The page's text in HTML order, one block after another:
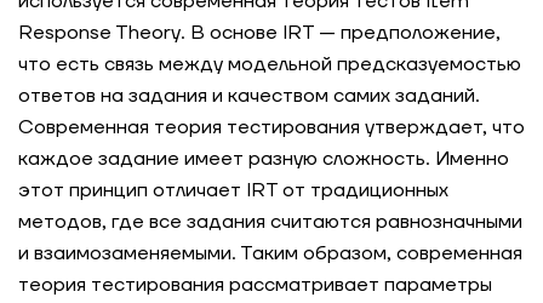
Response Theory. В основе IRT — предположение,
что есть связь между модельной предсказуемостью
ответов на задания и качеством самих заданий.
Современная теория тестирования утверждает, что
каждое задание имеет разную сложность. Именно
этот принцип отличает IRT от традиционных
методов, где все задания считаются равнозначными
и взаимозаменяемыми. Таким образом, современная
теория тестирования рассматривает параметры